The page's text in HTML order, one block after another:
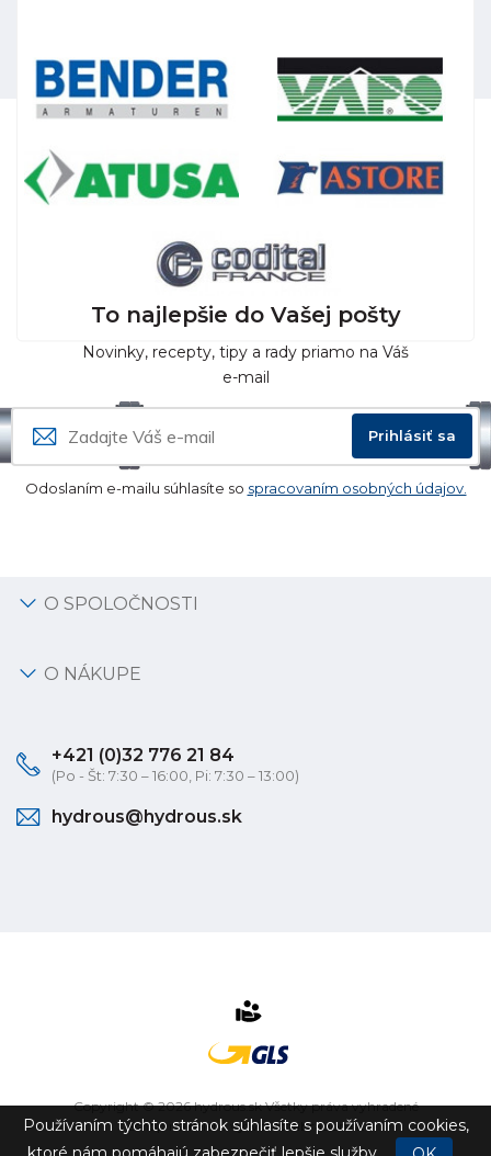
To najlepšie do Vašej pošty
Novinky, recepty, tipy a rady priamo na Váš
e-mail
Prihlásiť sa
Odoslaním e-mailu súhlasíte so spracovaním osobných údajov.
O SPOLOČNOSTI
O NÁKUPE
+421 (0)32 776 21 84
(Po - Št: 7:30 – 16:00, Pi: 7:30 – 13:00)
hydrous@hydrous.sk
Copyright © 2026 hydrous.sk Všetky práva vyhradené
eshop na mieruvytvorilovibration.sk
Používaním týchto stránok súhlasíte s používaním cookies,